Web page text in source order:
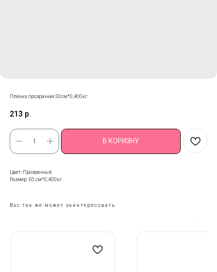
Пленка прозрачная 50см*0,400кг
213 р.
В КОРИЗНУ
Цвет: Прозрачный
Размер: 50 см*0,400кг
Вас так же может заинтересовать